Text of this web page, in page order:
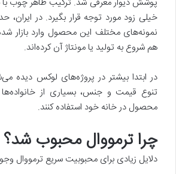
خیلی زود مورد توجه قرار بگیرد. در
نمونه‌های مختلف این محصول وارد بازار
هم شروع به تولید یا مونتاژ آن کرده‌اند.
در ابتدا بیشتر در پروژه‌های لوکس دیده
تنوع قیمت و جنس، بسیاری از خانواده‌ها
محصول در خانه خود استفاده کنند.
چرا ترمووال محبوب شد؟
دلایل زیادی برای محبوبیت سریع ترمووال